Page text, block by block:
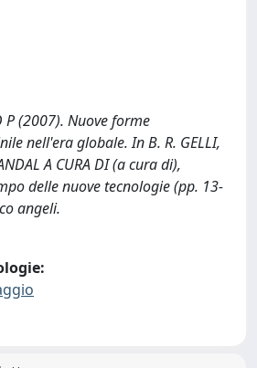
P (2007). Nuove forme
nell'era globale. In B. R. GELLI,
A CURA DI (a cura di),
delle nuove tecnologie (pp. 13-
angeli.